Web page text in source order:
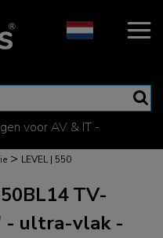
voor AV & IT -
> LEVEL | 550
TV-
- ultra-vlak -